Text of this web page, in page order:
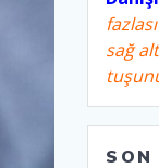
sağ
SON